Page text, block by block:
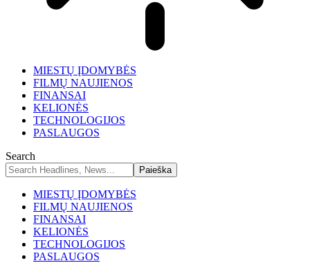
MIESTŲ ĮDOMYBĖS
FILMŲ NAUJIENOS
FINANSAI
KELIONĖS
TECHNOLOGIJOS
PASLAUGOS
Search
MIESTŲ ĮDOMYBĖS
FILMŲ NAUJIENOS
FINANSAI
KELIONĖS
TECHNOLOGIJOS
PASLAUGOS